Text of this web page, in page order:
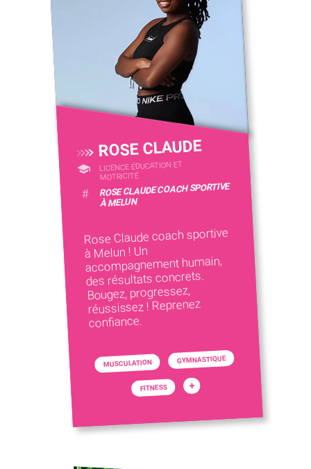
ROSE CLAUDE
LICENCE ÉDUCATION ET
MOTRICITÉ
# ROSE CLAUDE COACH SPORTIVE
À MELUN
Rose Claude coach sportive
à Melun ! Un
accompagnement humain,
des résultats concrets.
Bougez, progressez,
réussissez ! Reprenez
confiance.
MUSCULATION GYMNASTIQUE
FITNESS +